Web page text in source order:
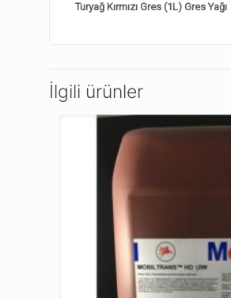
Turyağ Kırmızı Gres (1L) Gres Yağı
İlgili ürünler